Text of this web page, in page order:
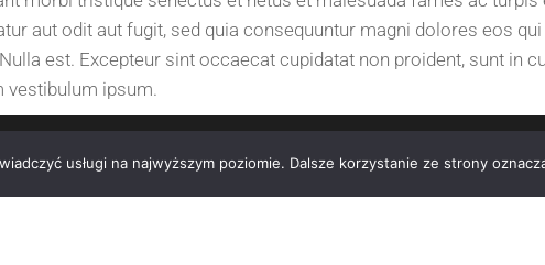
aut odit aut fugit, sed quia consequuntur magni dolores eos
est. Excepteur sint occaecat cupidatat non proident, sunt in
vestibulum ipsum.
usługi na najwyższym poziomie. Dalsze korzystanie ze strony